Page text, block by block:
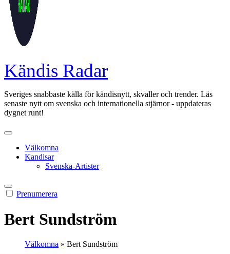
Kändis Radar
Sveriges snabbaste källa för kändisnytt, skvaller och trender. Läs
senaste nytt om svenska och internationella stjärnor - uppdateras
dygnet runt!
Välkomna
Kandisar
Svenska-Artister
Prenumerera
Bert Sundström
Välkomna » Bert Sundström